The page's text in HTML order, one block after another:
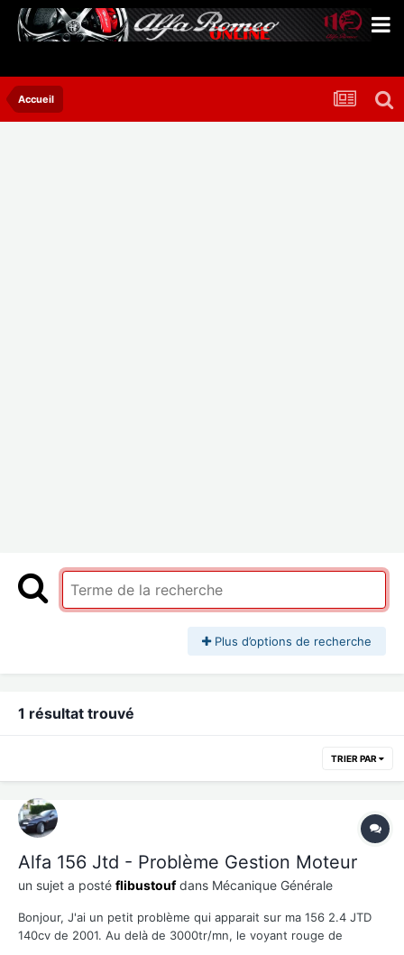
Accueil
Plus d’options de recherche
1 résultat trouvé
TRIER PAR
Alfa 156 Jtd - Problème Gestion Moteur
un sujet a posté flibustoufdans Mécanique Générale
Bonjour, J'ai un petit problème qui apparait sur ma 156 2.4 JTD
140cv de 2001. Au delà de 3000tr/mn, le voyant rouge de